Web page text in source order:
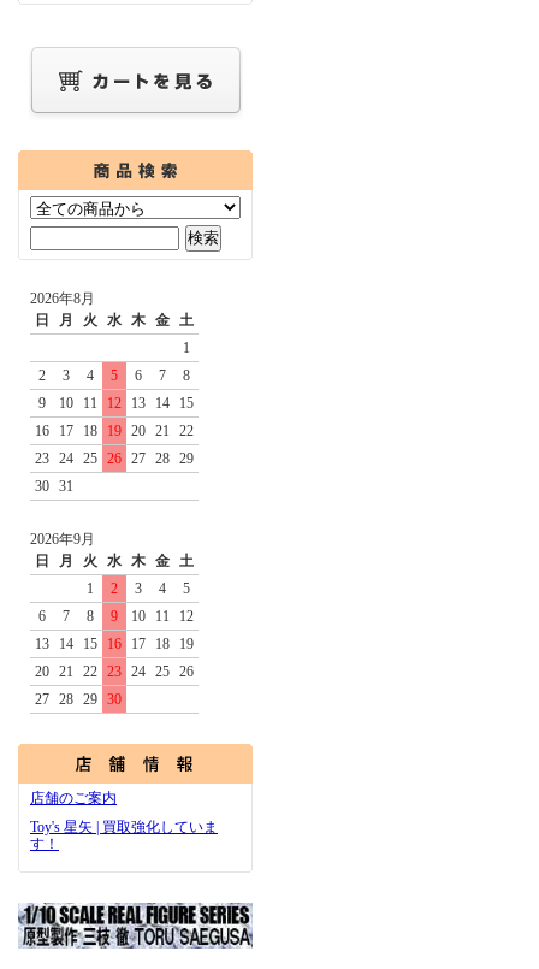
2026年8月
日
月 火 水 木 金 土
1
2
3 4 5 6 7
8
9
10 11 12 13 14
15
16
17 18 19 20 21
22
23 24 25 26 27 28 29
30 31
2026年9月
日
月 火 水 木 金 土
1
2 3 4
5
6
7 8 9 10 11
12
13
14 15 16 17 18
19
20 21 22 23 24 25 26
27 28 29 30
店舗のご案内
Toy's 星矢 | 買取強化していま
す！